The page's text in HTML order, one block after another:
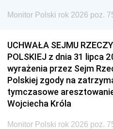
Monitor Polski rok 2026 poz.
UCHWAŁA SEJMU
POLSKIEJ z dnia 31 lipca
wyrażenia przez Sejm
Polskiej zgody na
tymczasowe
Wojciecha Króla
Monitor Polski rok 2026 poz.